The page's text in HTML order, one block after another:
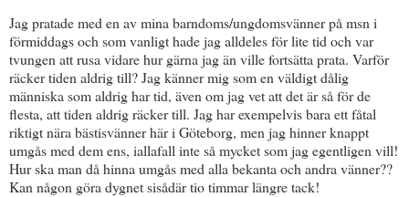
Jag pratade med en av mina barndoms/ungdomsvänner på msn i
förmiddags och som vanligt hade jag alldeles för lite tid och var
tvungen att rusa vidare hur gärna jag än ville fortsätta prata. Varför
räcker tiden aldrig till? Jag känner mig som en väldigt dålig
människa som aldrig har tid, även om jag vet att det är så för de
flesta, att tiden aldrig räcker till. Jag har exempelvis bara ett fåtal
riktigt nära bästisvänner här i Göteborg, men jag hinner knappt
umgås med dem ens, iallafall inte så mycket som jag egentligen vill!
Hur ska man då hinna umgås med alla bekanta och andra vänner??
Kan någon göra dygnet sisådär tio timmar längre tack!